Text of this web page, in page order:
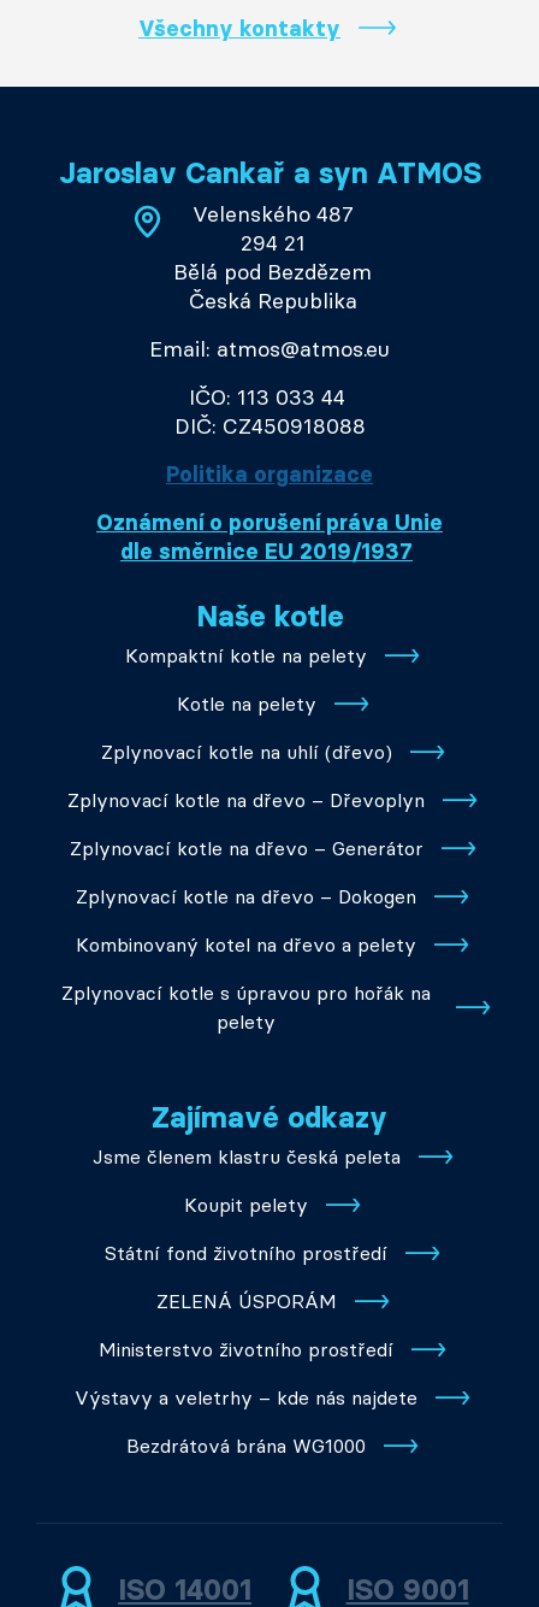
Všechny kontakty
Jaroslav Cankař a syn ATMOS
Velenského 487
294 21
Bělá pod Bezdězem
Česká Republika
Email: atmos@atmos.eu
IČO: 113 033 44
DIČ: CZ450918088
Politika organizace
Oznámení o porušení práva Unie
dle směrnice EU 2019/1937
Naše kotle
Kompaktní kotle na pelety
Kotle na pelety
Zplynovací kotle na uhlí (dřevo)
Zplynovací kotle na dřevo – Dřevoplyn
Zplynovací kotle na dřevo – Generátor
Zplynovací kotle na dřevo – Dokogen
Kombinovaný kotel na dřevo a pelety
Zplynovací kotle s úpravou pro hořák na
pelety
Zajímavé odkazy
Jsme členem klastru česká peleta
Koupit pelety
Státní fond životního prostředí
ZELENÁ ÚSPORÁM
Ministerstvo životního prostředí
Výstavy a veletrhy – kde nás najdete
Bezdrátová brána WG1000
ISO 14001 ISO 9001